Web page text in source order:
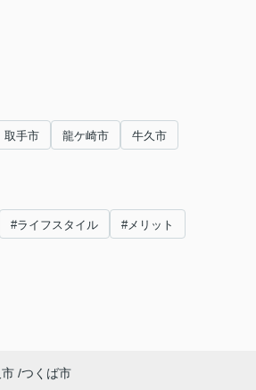
取手市 龍ケ崎市 牛久市
#ライフスタイル #メリット
つくば市